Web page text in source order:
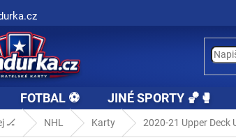
FOTBAL ⚽ JINÉ SPORTY 🏀🥊
🏒 NHL Karty 2020-21 Upper Deck